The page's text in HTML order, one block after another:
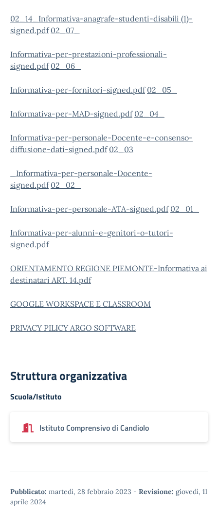
02_14_Informativa-anagrafe-studenti-disabili (1)-
signed.pdf 02_07_
Informativa-per-prestazioni-professionali-
signed.pdf 02_06_
Informativa-per-fornitori-signed.pdf 02_05_
Informativa-per-MAD-signed.pdf 02_04_
Informativa-per-personale-Docente-e-consenso-
diffusione-dati-signed.pdf 02_03
_Informativa-per-personale-Docente-
signed.pdf 02_02_
Informativa-per-personale-ATA-signed.pdf 02_01_
Informativa-per-alunni-e-genitori-o-tutori-
signed.pdf
ORIENTAMENTO REGIONE PIEMONTE-Informativa ai
destinatari ART. 14.pdf
GOOGLE WORKSPACE E CLASSROOM
PRIVACY PILICY ARGO SOFTWARE
Struttura organizzativa
Scuola/Istituto
Istituto Comprensivo di Candiolo
Pubblicato: martedì, 28 febbraio 2023 - Revisione: giovedì, 11
aprile 2024